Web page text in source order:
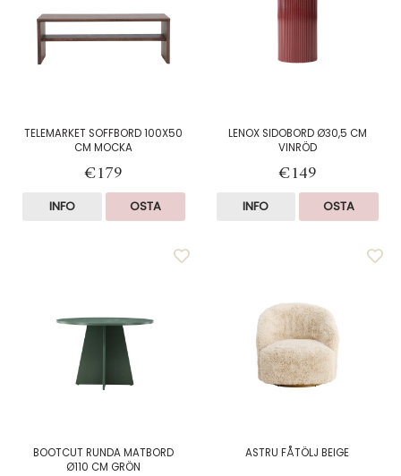
TELEMARKET SOFFBORD 100X50
CM MOCKA
€179
INFO OSTA
LENOX SIDOBORD Ø30,5 CM
VINRÖD
€149
INFO OSTA
BOOTCUT RUNDA MATBORD
Ø110 CM GRÖN
ASTRU FÅTÖLJ BEIGE